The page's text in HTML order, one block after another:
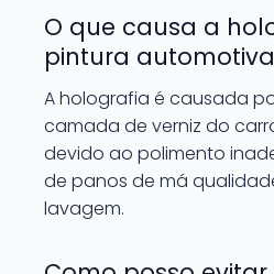
O que causa a
pintura
A holografia é causada
camada de verniz do
devido ao polimento
de panos de má
lavagem.